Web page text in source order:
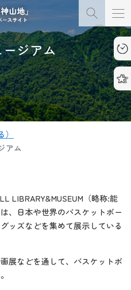
ジアム
アム
LIBRARY&MUSEUM（略称:能
、日本や世界のバスケットボー
ッズなどを集めて展示している
展などを通して、バスケットボ